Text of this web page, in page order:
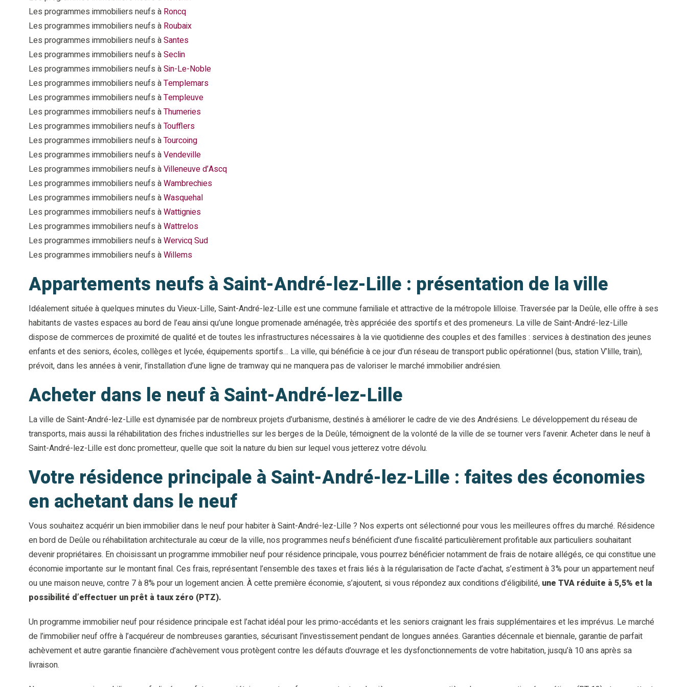
Les programmes immobiliers neufs à Roncq
Les programmes immobiliers neufs à Roubaix
Les programmes immobiliers neufs àSantes
Les programmes immobiliers neufs àSeclin
Les programmes immobiliers neufs àSin-Le-Noble
Les programmes immobiliers neufs àTemplemars
Les programmes immobiliers neufs àTempleuve
Les programmes immobiliers neufs àThumeries
Les programmes immobiliers neufs àToufflers
Les programmes immobiliers neufs àTourcoing
Les programmes immobiliers neufs àVendeville
Les programmes immobiliers neufs àVilleneuve d’Ascq
Les programmes immobiliers neufs àWambrechies
Les programmes immobiliers neufs àWasquehal
Les programmes immobiliers neufs àWattignies
Les programmes immobiliers neufs àWattrelos
Les programmes immobiliers neufs àWervicq Sud
Les programmes immobiliers neufs àWillems
Appartements neufs à Saint-André-lez-Lille : présentation de la ville
Idéalement située à quelques minutes du Vieux-Lille, Saint-André-lez-Lille est une commune familiale et attractive de la métropole lilloise. Traversée par la Deûle, elle offre à ses
habitants de vastes espaces au bord de l’eau ainsi qu’une longue promenade aménagée, très appréciée des sportifs et des promeneurs. La ville de Saint-André-lez-Lille
dispose de commerces de proximité de qualité et de toutes les infrastructures nécessaires à la vie quotidienne des couples et des familles : services à destination des jeunes
enfants et des seniors, écoles, collèges et lycée, équipements sportifs… La ville, qui bénéficie à ce jour d’un réseau de transport public opérationnel (bus, station V’lille, train),
prévoit, dans les années à venir, l’installation d’une ligne de tramway qui ne manquera pas de valoriser le marché immobilier andrésien.
Acheter dans le neuf à Saint-André-lez-Lille
La ville de Saint-André-lez-Lille est dynamisée par de nombreux projets d’urbanisme, destinés à améliorer le cadre de vie des Andrésiens. Le développement du réseau de
transports, mais aussi la réhabilitation des friches industrielles sur les berges de la Deûle, témoignent de la volonté de la ville de se tourner vers l’avenir. Acheter dans le neuf à
Saint-André-lez-Lille est donc prometteur, quelle que soit la nature du bien sur lequel vous jetterez votre dévolu.
Votre résidence principale à Saint-André-lez-Lille : faites des économies
en achetant dans le neuf
Vous souhaitez acquérir un bien immobilier dans le neuf pour habiter à Saint-André-lez-Lille ? Nos experts ont sélectionné pour vous les meilleures offres du marché. Résidence
en bord de Deûle ou réhabilitation architecturale au cœur de la ville, nos programmes neufs bénéficient d’une fiscalité particulièrement profitable aux particuliers souhaitant
devenir propriétaires. En choisissant un programme immobilier neuf pour résidence principale, vous pourrez bénéficier notamment de frais de notaire allégés, ce qui constitue une
économie importante sur le montant final. Ces frais, représentant l’ensemble des taxes et frais liés à la régularisation de l’acte d’achat, s’estiment à 3% pour un appartement neuf
ou une maison neuve, contre 7 à 8% pour un logement ancien. À cette première économie, s’ajoutent, si vous répondez aux conditions d’éligibilité, une TVA réduite à 5,5% et la
possibilité d’effectuer un prêt à taux zéro (PTZ).
Un programme immobilier neuf pour résidence principale est l’achat idéal pour les primo-accédants et les seniors craignant les frais supplémentaires et les imprévus. Le marché
de l’immobilier neuf offre à l’acquéreur de nombreuses garanties, sécurisant l’investissement pendant de longues années. Garanties décennale et biennale, garantie de parfait
achèvement et autre garantie financière d’achèvement vous protègent contre les défauts d’ouvrage et les dysfonctionnements de votre habitation, jusqu’à 10 ans après sa
livraison.